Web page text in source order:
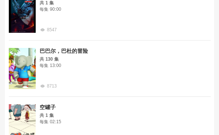
共 1 集
每集 90:00
8547
巴巴尔，巴杜的冒险
共 130 集
每集 13:00
8713
空罐子
共 1 集
每集 02:15